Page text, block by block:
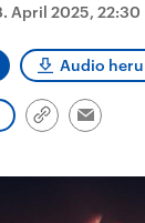
am 6.
neuen
wird das
Koalition aus
regiert.-
den Parteien
April 2025, 22:30
Audio
Link
Email